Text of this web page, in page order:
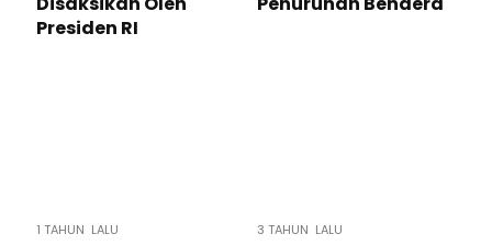
Presiden RI
1 TAHUN LALU 3 TAHUN LALU